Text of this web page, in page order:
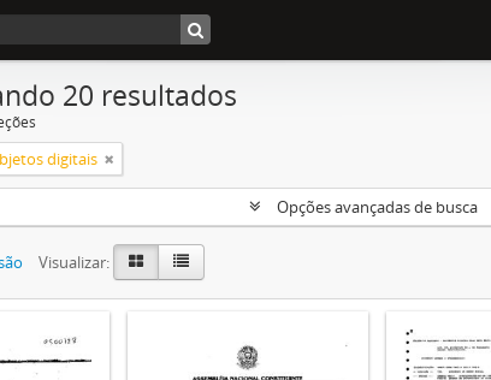
20 resultados
digitais
Opções avançadas de busca
Visualizar: